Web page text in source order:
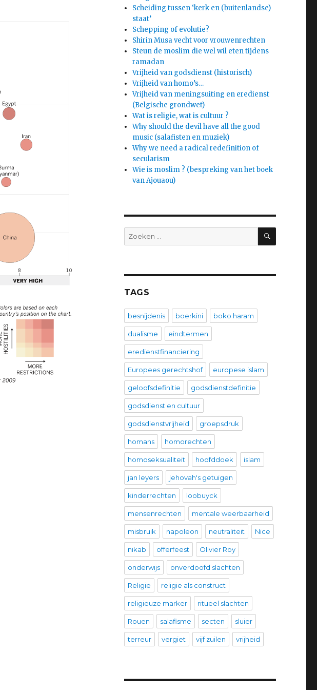
Scheiding tussen ‘kerk en (buitenlandse)
staat’
Schepping of evolutie?
Shirin Musa vecht voor vrouwenrechten
Steun de moslim die wel wil eten tijdens
ramadan
Vrijheid van godsdienst (historisch)
Vrijheid van homo’s…
Vrijheid van meningsuiting en eredienst
(Belgische grondwet)
Wat is religie, wat is cultuur ?
Why should the devil have all the good
music (salafisten en muziek)
Why we need a radical redefinition of
secularism
Wie is moslim ? (bespreking van het boek
van Ajouaou)
Zoeken
naar:
ZOEKEN
TAGS
besnijdenis boerkini boko haram
dualisme eindtermen
eredienstfinanciering
Europees gerechtshof europese islam
geloofsdefinitie godsdienstdefinitie
godsdienst en cultuur
godsdienstvrijheid groepsdruk
homans homorechten
homoseksualiteit hoofddoek islam
jan leyers jehovah's getuigen
kinderrechten loobuyck
mensenrechten mentale weerbaarheid
misbruik napoleon neutraliteit Nice
nikab offerfeest Olivier Roy
onderwijs onverdoofd slachten
Religie religie als construct
religieuze marker ritueel slachten
Rouen salafisme secten sluier
terreur vergiet vijf zuilen vrijheid